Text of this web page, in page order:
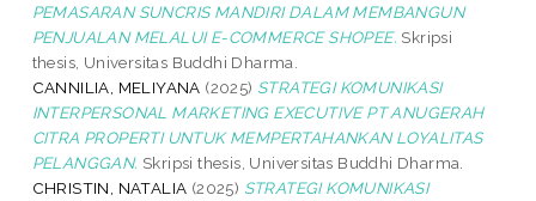
PEMASARAN SUNCRIS MANDIRI DALAM MEMBANGUN
PENJUALAN MELALUI E-COMMERCE SHOPEE. Skripsi
thesis, Universitas Buddhi Dharma.
CANNILIA, MELIYANA (2025) STRATEGI KOMUNIKASI
INTERPERSONAL MARKETING EXECUTIVE PT ANUGERAH
CITRA PROPERTI UNTUK MEMPERTAHANKAN LOYALITAS
PELANGGAN. Skripsi thesis, Universitas Buddhi Dharma.
CHRISTIN, NATALIA (2025) STRATEGI KOMUNIKASI